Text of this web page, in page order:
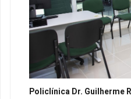
Policlínica Dr. Guilherme